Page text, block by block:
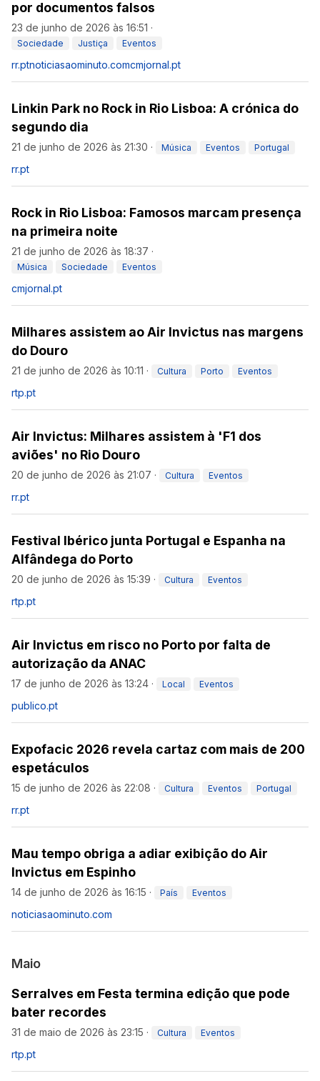
por documentos falsos
23 de junho de 2026 às 16:51 ·
Sociedade Justiça Eventos
rr.ptnoticiasaominuto.comcmjornal.pt
Linkin Park no Rock in Rio Lisboa: A crónica do
segundo dia
21 de junho de 2026 às 21:30 · Música Eventos Portugal
rr.pt
Rock in Rio Lisboa: Famosos marcam presença
na primeira noite
21 de junho de 2026 às 18:37 ·
Música Sociedade Eventos
cmjornal.pt
Milhares assistem ao Air Invictus nas margens
do Douro
21 de junho de 2026 às 10:11 · Cultura Porto Eventos
rtp.pt
Air Invictus: Milhares assistem à 'F1 dos
aviões' no Rio Douro
20 de junho de 2026 às 21:07 · Cultura Eventos
rr.pt
Festival Ibérico junta Portugal e Espanha na
Alfândega do Porto
20 de junho de 2026 às 15:39 · Cultura Eventos
rtp.pt
Air Invictus em risco no Porto por falta de
autorização da ANAC
17 de junho de 2026 às 13:24 · Local Eventos
publico.pt
Expofacic 2026 revela cartaz com mais de 200
espetáculos
15 de junho de 2026 às 22:08 · Cultura Eventos Portugal
rr.pt
Mau tempo obriga a adiar exibição do Air
Invictus em Espinho
14 de junho de 2026 às 16:15 · País Eventos
noticiasaominuto.com
Maio
Serralves em Festa termina edição que pode
bater recordes
31 de maio de 2026 às 23:15 · Cultura Eventos
rtp.pt